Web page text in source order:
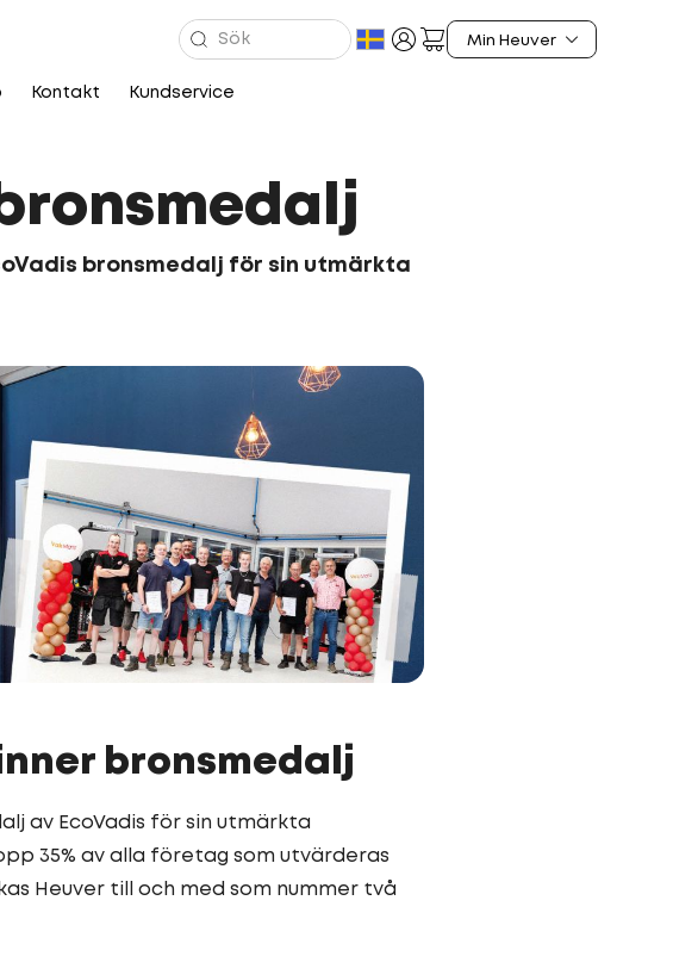
Kontakt Kundservice
bronsmedalj för sin utmärkta
bronsmedalj
av EcoVadis för sin utmärkta
35% av alla företag som utvärderas
Heuver till och med som nummer två